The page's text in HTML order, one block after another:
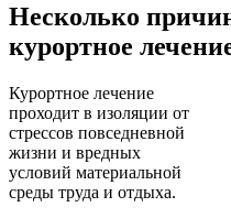
Несколько
курортное
Курортное лечение
проходит в изоляции от
стрессов повседневной
жизни и вредных
условий материальной
среды труда и отдыха.